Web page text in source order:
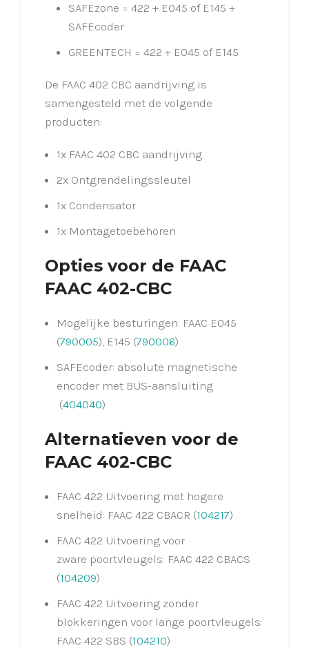
SAFEzone = 422 + E045 of E145 +
SAFEcoder
GREENTECH = 422 + E045 of E145
De FAAC 402 CBC aandrijving is
samengesteld met de volgende
producten:
1x FAAC 402 CBC aandrijving
2x Ontgrendelingssleutel
1x Condensator
1x Montagetoebehoren
Opties voor de FAAC
FAAC 402-CBC
Mogelijke besturingen: FAAC E045
(790005), E145 (790006)
SAFEcoder: absolute magnetische
encoder met BUS-aansluiting
(404040)
Alternatieven voor de
FAAC 402-CBC
FAAC 422 Uitvoering met hogere
snelheid: FAAC 422 CBACR (104217)
FAAC 422 Uitvoering voor
zware poortvleugels: FAAC 422 CBACS
(104209)
FAAC 422 Uitvoering zonder
blokkeringen voor lange poortvleugels:
FAAC 422 SBS (104210)